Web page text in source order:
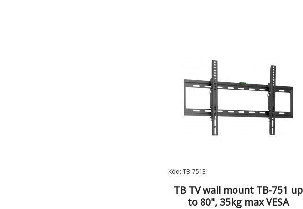
Kód: TB-751E
TB TV wall mount TB-751 up
to 80", 35kg max VESA